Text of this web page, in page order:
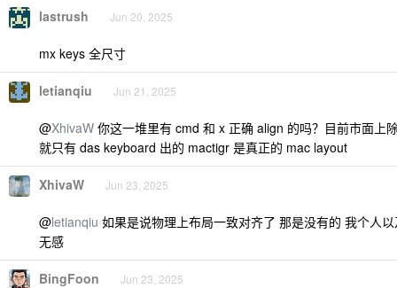
lastrush Jun 20, 2025
mx keys 全尺寸
letianqiu Jun 21, 2025
@XhivaW 你这一堆里有 cmd 和 x 正确 align 的吗？目前市面上
就只有 das keyboard 出的 mactigr 是真正的 mac layout
XhivaW Jun 23, 2025
@letianqiu 如果是说物理上布局一致对齐了 那是没有的 我个人
无感
BingFoon Jun 23, 2025